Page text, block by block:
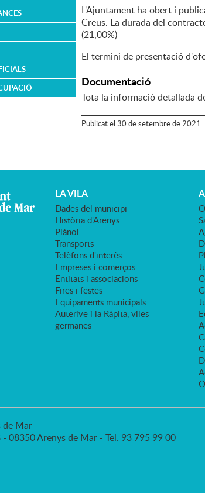
L'Ajuntament ha obert i
Creus. La durada del
(21,00%)
El termini de presentació
Documentació
Tota la informació detallada
Publicatel 30 desetembrede2021
LA VILA
Dades del municipi
Història d'Arenys
Plànol
Transports
Telèfons d'interès
Empreses i comerços
Entitats i associacions
Fires i festes
Equipaments municipals
Auterive i la Ràpita, viles
germanes
de Mar
- 08350 Arenys de Mar - Tel. 93 795 99 00